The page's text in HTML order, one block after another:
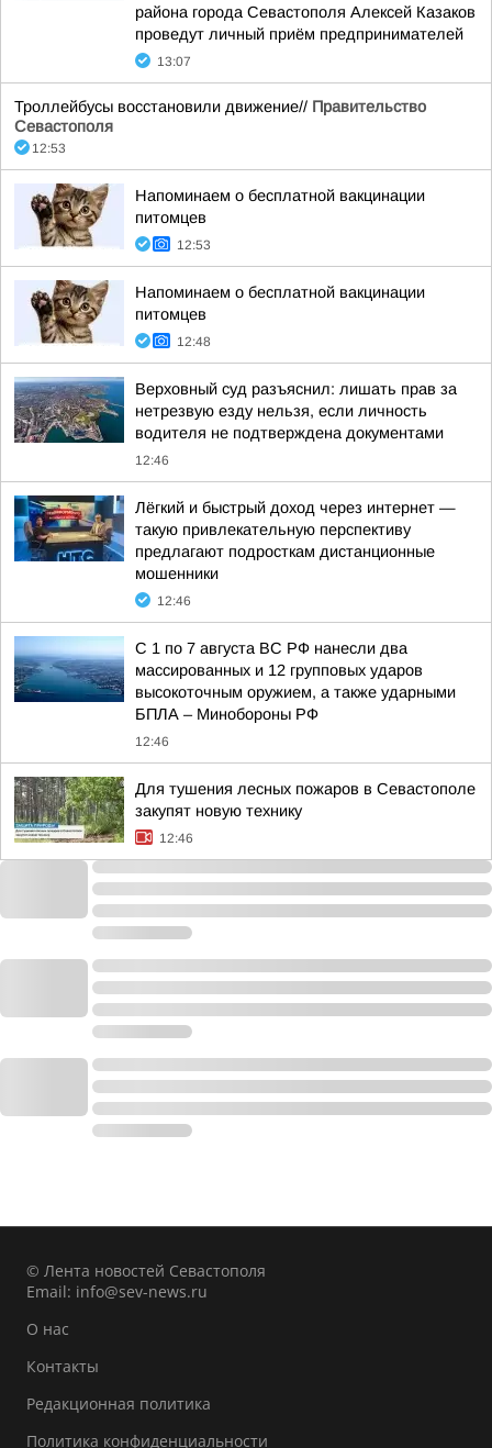
района города Севастополя Алексей Казаков
проведут личный приём предпринимателей
13:07
Троллейбусы восстановили движение// Правительство
Севастополя
12:53
Напоминаем о бесплатной вакцинации
питомцев
12:53
Напоминаем о бесплатной вакцинации
питомцев
12:48
Верховный суд разъяснил: лишать прав за
нетрезвую езду нельзя, если личность
водителя не подтверждена документами
12:46
Лёгкий и быстрый доход через интернет —
такую привлекательную перспективу
предлагают подросткам дистанционные
мошенники
12:46
С 1 по 7 августа ВС РФ нанесли два
массированных и 12 групповых ударов
высокоточным оружием, а также ударными
БПЛА – Минобороны РФ
12:46
Для тушения лесных пожаров в Севастополе
закупят новую технику
12:46
© Лента новостей Севастополя
Email: info@sev-news.ru
О нас
Контакты
Редакционная политика
Политика конфиденциальности